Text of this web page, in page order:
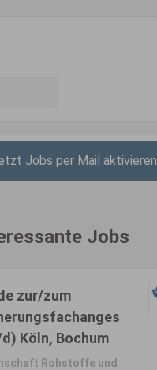
Jobs per Mail aktivieren
Jobs
zur/zum
Köln, Bochum
Rohstoffe und